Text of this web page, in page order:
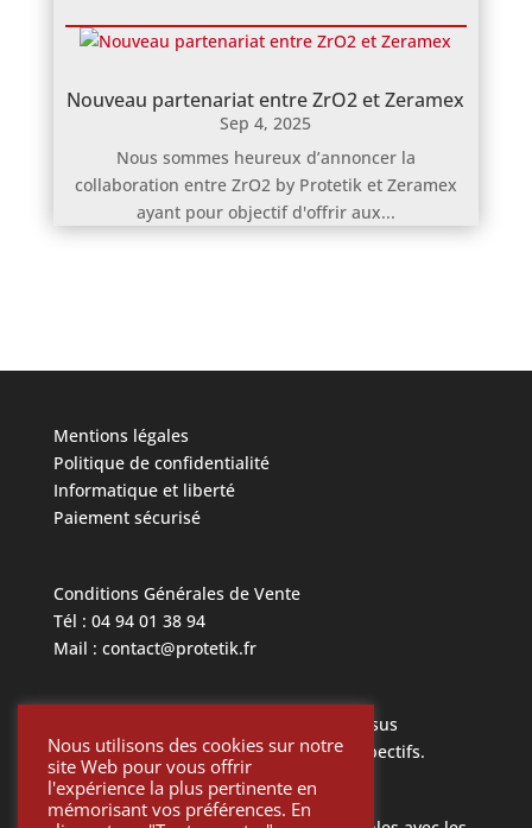
Nouveau partenariat entre ZrO2 et Zeramex
Sep 4, 2025
Nous sommes heureux d’annoncer la
collaboration entre ZrO2 by Protetik et Zeramex
ayant pour objectif d'offrir aux...
Mentions légales
Politique de confidentialité
Informatique et liberté
Paiement sécurisé
Conditions Générales de Vente
Tél : 04 94 01 38 94
Mail : contact@protetik.fr
Toutes les marques mentionnées ci dessus
appartiennent à leurs propriétaires respectifs.
Nous utilisons des cookies sur notre
site Web pour vous offrir
l'expérience la plus pertinente en
mémorisant vos préférences. En